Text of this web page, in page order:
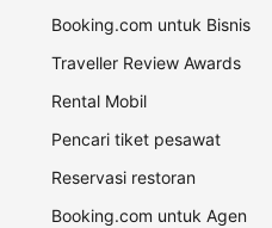
Booking.com untuk Bisnis
Traveller Review Awards
Rental Mobil
Pencari tiket pesawat
Reservasi restoran
Booking.com untuk Agen